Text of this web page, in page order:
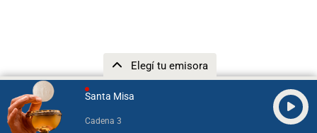
Santa Misa
Cadena 3
Elegí tu emisora